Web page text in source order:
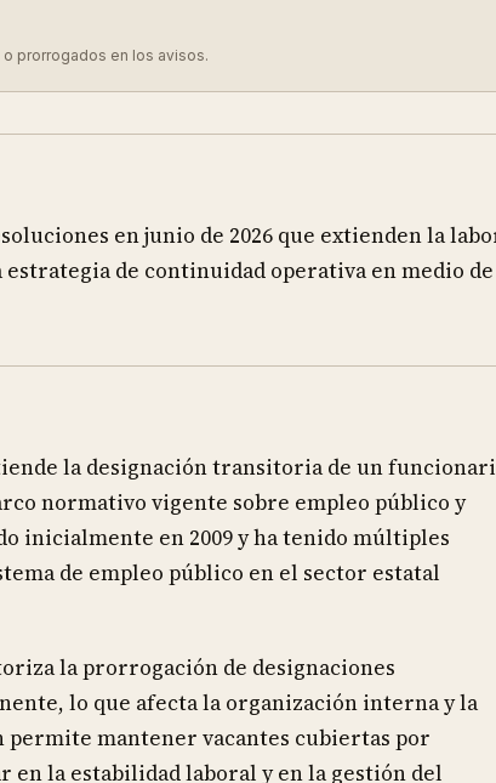
prorrogados en los avisos.
en junio de 2026 que extienden la
de continuidad operativa en medio de
la designación transitoria de un
normativo vigente sobre empleo público y
inicialmente en 2009 y ha tenido múltiples
de empleo público en el sector estatal
la prorrogación de designaciones
lo que afecta la organización interna y la
mantener vacantes cubiertas por
la estabilidad laboral y en la gestión del